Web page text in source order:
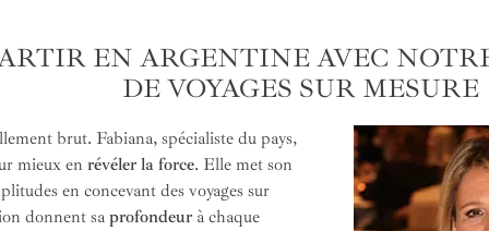
EN ARGENTINE AVEC
DE VOYAGES SUR MESURE
brut. Fabiana, spécialiste du pays,
mieux en révéler la force. Elle met son
en concevant des voyages sur
donnent saprofondeurà chaque